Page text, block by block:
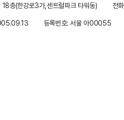
층(한강로3가,센트럴파크 타워동)
전
등록번호: 서울 아00055